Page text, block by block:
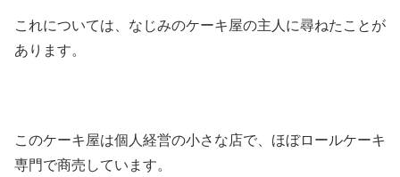
これについては、なじみのケーキ屋の主人に尋ねたことが
あります。
このケーキ屋は個人経営の小さな店で、ほぼロールケーキ
専門で商売しています。